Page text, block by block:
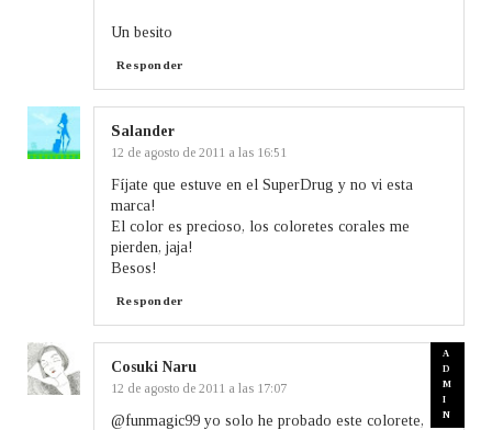
Un besito
Responder
Salander
12 de agosto de 2011 a las 16:51
Fíjate que estuve en el SuperDrug y no vi esta
marca!
El color es precioso, los coloretes corales me
pierden, jaja!
Besos!
Responder
Cosuki Naru
12 de agosto de 2011 a las 17:07
@funmagic99 yo solo he probado este colorete,